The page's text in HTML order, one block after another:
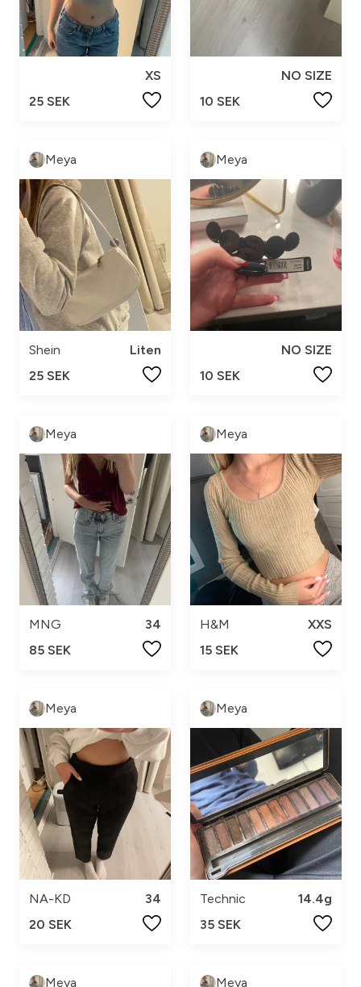
XS
25 SEK
NO SIZE
10 SEK
Meya
Shein
Liten
25 SEK
Meya
NO SIZE
10 SEK
Meya
MNG
34
85 SEK
Meya
H&M
XXS
15 SEK
Meya
NA-KD
34
20 SEK
Meya
Technic
14.4g
35 SEK
Meya Meya